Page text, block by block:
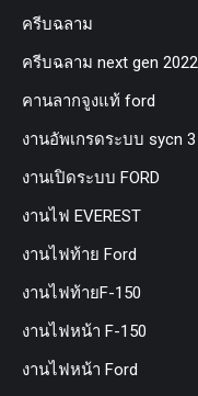
ครีบฉลาม
ครีบฉลาม next gen 2022
คานลากจูงแท้ ford
งานอัพเกรดระบบ sycn 3
งานเปิดระบบ FORD
งานไฟ EVEREST
งานไฟท้าย Ford
งานไฟท้ายF-150
งานไฟหน้า F-150
งานไฟหน้า Ford